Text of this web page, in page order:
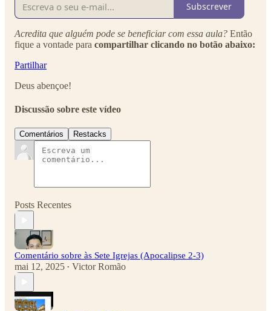
Subscrever
Acredita que alguém pode se beneficiar com essa aula? Então
fique a vontade para compartilhar clicando no botão abaixo:
Partilhar
Deus abençoe!
Discussão sobre este vídeo
Comentários Restacks
Posts Recentes
Comentário sobre às Sete Igrejas (Apocalipse 2-3)
mai 12, 2025 • Victor Romão